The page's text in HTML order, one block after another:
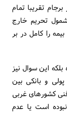
تقریبا تمام
تحریم خارج
را کامل در بر
بلکه این سوال نیز
و بانکی بین
کشورهای غربی
است یا عدم